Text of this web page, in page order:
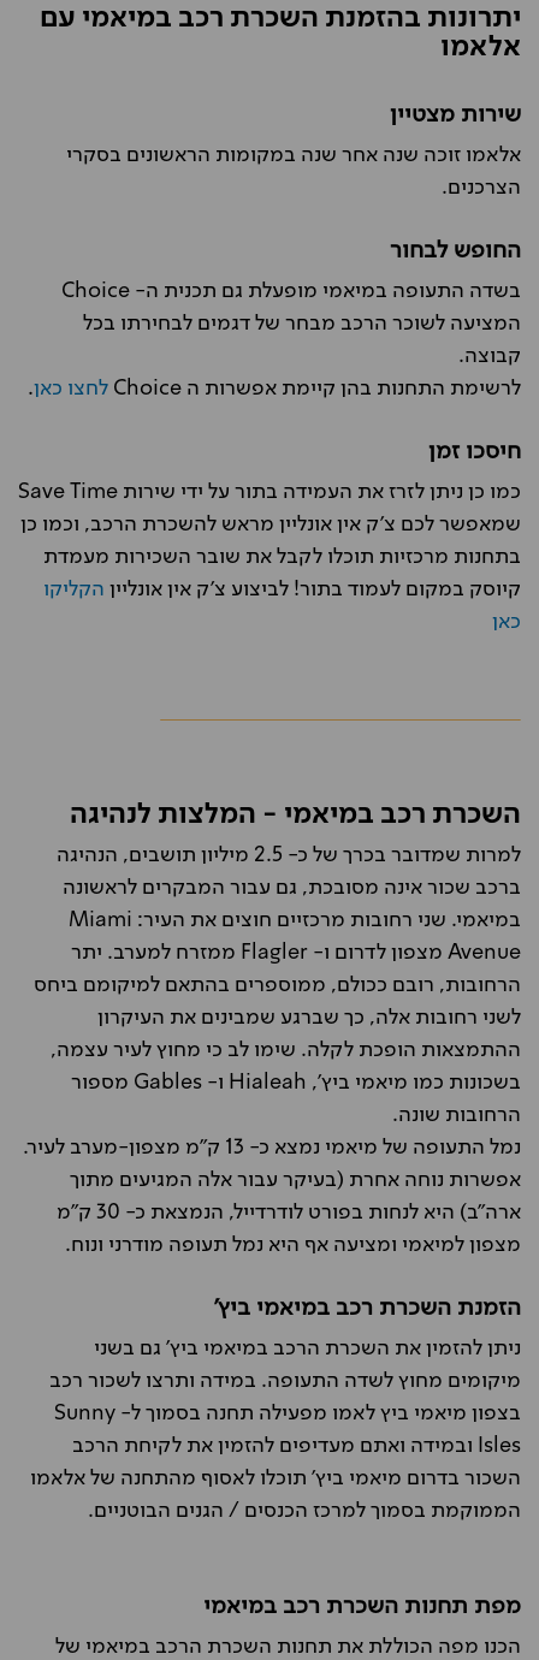
יתרונות בהזמנת השכרת רכב במיאמי עם
אלאמו
שירות מצטיין
אלאמו זוכה שנה אחר שנה במקומות הראשונים בסקרי
הצרכנים.
החופש לבחור
בשדה התעופה במיאמי מופעלת גם תכנית ה- Choice
המציעה לשוכר הרכב מבחר של דגמים לבחירתו בכל
קבוצה.
לרשימת התחנות בהן קיימת אפשרות ה Choice
לחצו כאן.
חיסכו זמן
כמו כן ניתן לזרז את העמידה בתור על ידי שירות Save Time
שמאפשר לכם צ'ק אין אונליין מראש להשכרת הרכב, וכמו כן
בתחנות מרכזיות תוכלו לקבל את שובר השכירות מעמדת
קיוסק במקום לעמוד בתור! לביצוע צ'ק אין אונליין הקליקו
כאן
השכרת רכב במיאמי - המלצות לנהיגה
למרות שמדובר בכרך של כ- 2.5 מיליון תושבים, הנהיגה
ברכב שכור אינה מסובכת, גם עבור המבקרים לראשונה
במיאמי. שני רחובות מרכזיים חוצים את העיר: Miami
Avenue מצפון לדרום ו- Flagler ממזרח למערב. יתר
הרחובות, רובם ככולם, ממוספרים בהתאם למיקומם ביחס
לשני רחובות אלה, כך שברגע שמבינים את העיקרון
ההתמצאות הופכת לקלה. שימו לב כי מחוץ לעיר עצמה,
בשכונות כמו מיאמי ביץ', Hialeah ו- Gables מספור
הרחובות שונה.
נמל התעופה של מיאמי נמצא כ- 13 ק"מ מצפון-מערב לעיר.
אפשרות נוחה אחרת (בעיקר עבור אלה המגיעים מתוך
ארה"ב) היא לנחות בפורט לודרדייל, הנמצאת כ- 30 ק"מ
מצפון למיאמי ומציעה אף היא נמל תעופה מודרני ונוח.
הזמנת השכרת רכב במיאמי ביץ'
ניתן להזמין את השכרת הרכב במיאמי ביץ' גם בשני
מיקומים מחוץ לשדה התעופה. במידה ותרצו לשכור רכב
בצפון מיאמי ביץ לאמו מפעילה תחנה בסמוך ל- Sunny
Isles ובמידה ואתם מעדיפים להזמין את לקיחת הרכב
השכור בדרום מיאמי ביץ' תוכלו לאסוף מהתחנה של אלאמו
הממוקמת בסמוך למרכז הכנסים / הגנים הבוטניים.
מפת תחנות השכרת רכב במיאמי
הכנו מפה הכוללת את תחנות השכרת הרכב במיאמי של